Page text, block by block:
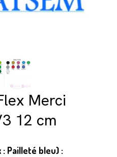
Merci
12 cm
: Pailleté bleu) :